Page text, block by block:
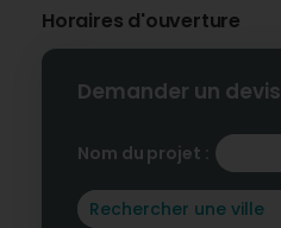
Horaires d'ouverture
Demander un devis
Nom du projet :